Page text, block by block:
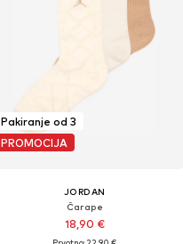
Pakiranje od 3
PROMOCIJA
JORDAN
Čarape
18,90 €